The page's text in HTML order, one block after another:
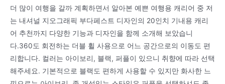
더 많이 여행을 갈까 계획하면서 알아본 예쁜 여행용 캐리어 중 저
는 내셔널 지오그래픽 부다페스트 디자인의 20인치 기내용 캐리
어 추천까지 다양한 기능과 디자인을 함께 소개해 보았습니
다.360도 회전하는 더블 휠 사용으로 어느 공간으로의 이동도 편
리합니다. 컬러는 아이보리, 블랙, 퍼플이 있으니 취향에 따라 선택
해주세요. 기본적으로 블랙도 편하게 사용할 수 있지만 화사한 느